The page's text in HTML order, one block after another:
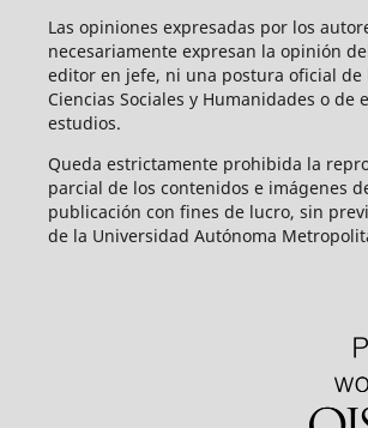
Las opiniones expresadas por los
necesariamente expresan la opinión
editor en jefe, ni una postura oficial de
Ciencias Sociales y Humanidades o de
estudios.
Queda estrictamente prohibida la
parcial de los contenidos e imágenes
publicación con fines de lucro, sin
de la Universidad Autónoma